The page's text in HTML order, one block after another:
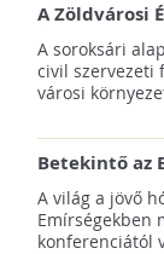
A Zöldvárosi
végre
működését!
A soroksári
civil szervezeti
városi
Betekintő az
klímacsúcsába
A világ a jövő
Emírségekben
konferenciától